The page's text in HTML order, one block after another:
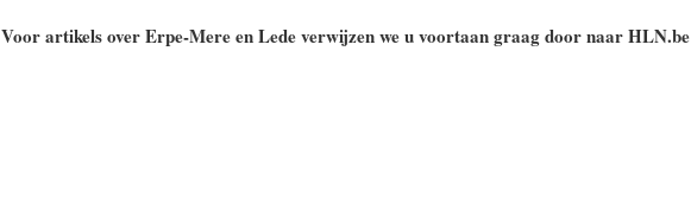
Voor artikels over Erpe-Mere en Lede verwijzen we u voortaan graag door naar HLN.be